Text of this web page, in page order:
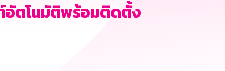
อัตโนมัติพร้อมติดตั้ง